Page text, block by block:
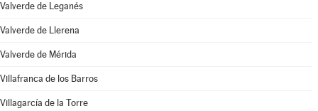
Valverde de Leganés
Valverde de Llerena
Valverde de Mérida
Villafranca de los Barros
Villagarcía de la Torre